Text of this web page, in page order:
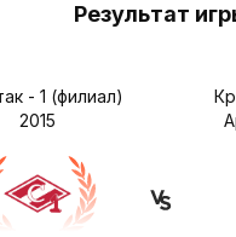
Результат
- 1 (филиал)
2015